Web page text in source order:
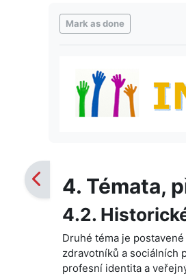
Mark as done
4. Témata,
4.2.
Druhé téma je
zdravotníků a sociálních
profesní identita a